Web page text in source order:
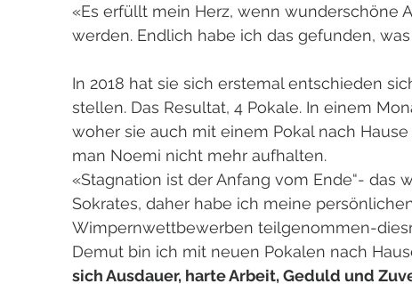
«Es erfüllt mein Herz, wenn wunderschöne
werden. Endlich habe ich das gefunden,
In 2018 hat sie sich erstemal entschieden
stellen. Das Resultat, 4 Pokale. In einem
woher sie auch mit einem Pokal nach
man Noemi nicht mehr aufhalten.
«Stagnation ist der Anfang vom Ende“- das
Sokrates, daher habe ich meine
Wimpernwettbewerben teilgenommen-
Demut bin ich mit neuen Pokalen nach
sich Ausdauer, harte Arbeit, Geduld und